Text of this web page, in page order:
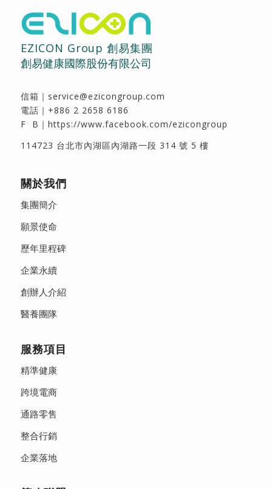
EZICON Group 創易集團
創易健康國際股份有限公司
信箱｜ service@ezicongroup.com
電話｜ +886 2 2658 6186
F B｜ https://www.facebook.com/ezicongroup
114723 台北市內湖區內湖路一段 314 號 5 樓
關於我們
集團簡介
願景使命
歷年里程碑
企業永續
創辦人介紹
醫養團隊
服務項目
精準健康
跨境電商
通路零售
整合行銷
企業落地